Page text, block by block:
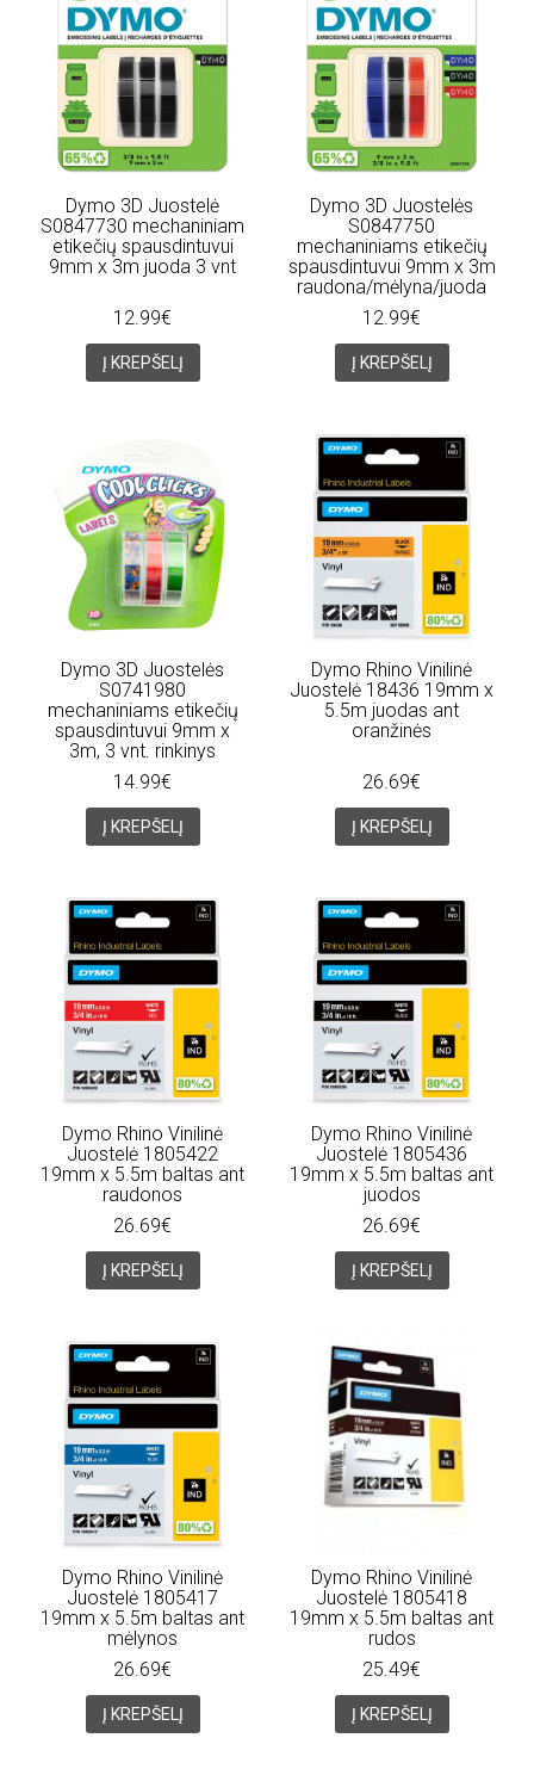
Dymo 3D Juostelė
S0847730 mechaniniam
etikečių spausdintuvui
9mm x 3m juoda 3 vnt
12.99€
Į KREPŠELĮ
Dymo 3D Juostelės
S0847750
mechaniniams etikečių
spausdintuvui 9mm x 3m
raudona/mėlyna/juoda
12.99€
Į KREPŠELĮ
Dymo 3D Juostelės
S0741980
mechaniniams etikečių
spausdintuvui 9mm x
3m, 3 vnt. rinkinys
14.99€
Į KREPŠELĮ
Dymo Rhino Vinilinė
Juostelė 18436 19mm x
5.5m juodas ant
oranžinės
26.69€
Į KREPŠELĮ
Dymo Rhino Vinilinė
Juostelė 1805422
19mm x 5.5m baltas ant
raudonos
26.69€
Į KREPŠELĮ
Dymo Rhino Vinilinė
Juostelė 1805436
19mm x 5.5m baltas ant
juodos
26.69€
Į KREPŠELĮ
Dymo Rhino Vinilinė
Juostelė 1805417
19mm x 5.5m baltas ant
mėlynos
26.69€
Į KREPŠELĮ
Dymo Rhino Vinilinė
Juostelė 1805418
19mm x 5.5m baltas ant
rudos
25.49€
Į KREPŠELĮ